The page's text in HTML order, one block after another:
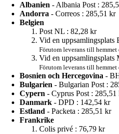
Albanien - Albania Post :
Andorra - Correos : 285,51 kr
Belgien
Post NL : 82,28 kr
Vid en uppsamlingsplats
Förutom leverans till
Vid en uppsamlingsplats
Förutom leverans till
Bosnien och Hercegovina -
Bulgarien - Bulgarian Post :
Cypern - Cyprus Post : 285,51
Danmark - DPD : 142,54 kr
Estland - Packeta : 285,51 kr
Frankrike
Colis privé : 76,79 kr